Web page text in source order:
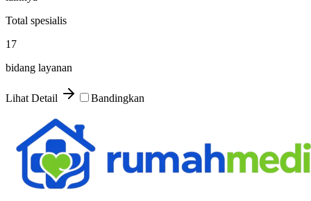
Total spesialis
17
bidang layanan
Lihat Detail Bandingkan